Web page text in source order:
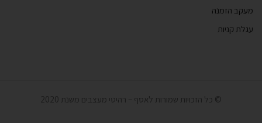
מעקב הזמנה
עגלת קניות
© כל הזכויות שמורות לאסף – רהיטי מעצבים משנת 2020